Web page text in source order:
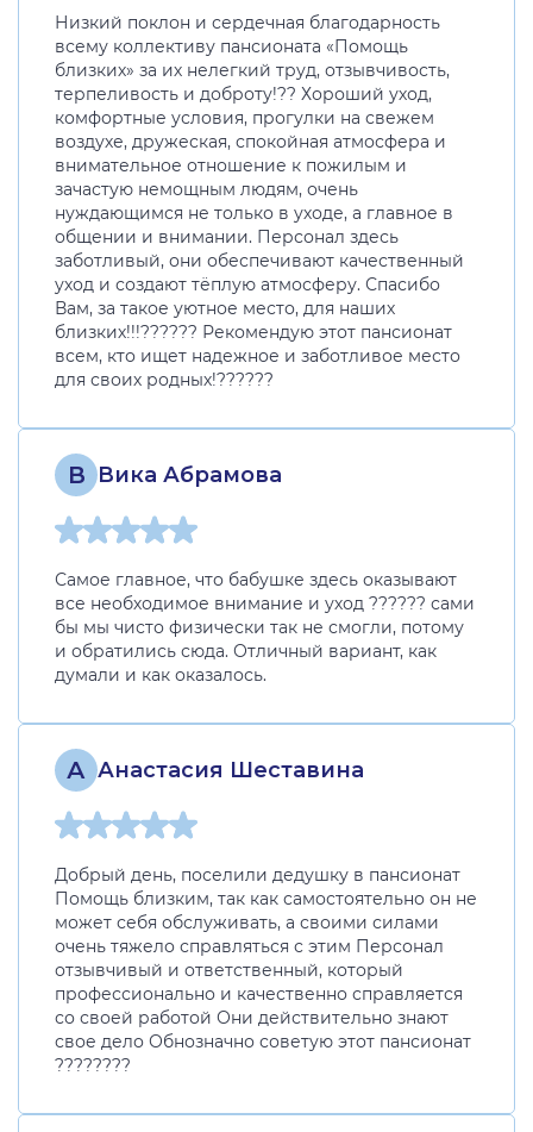
Низкий поклон и сердечная благодарность
всему коллективу пансионата «Помощь
близких» за их нелегкий труд, отзывчивость,
терпеливость и доброту!?? Хороший уход,
комфортные условия, прогулки на свежем
воздухе, дружеская, спокойная атмосфера и
внимательное отношение к пожилым и
зачастую немощным людям, очень
нуждающимся не только в уходе, а главное в
общении и внимании. Персонал здесь
заботливый, они обеспечивают качественный
уход и создают тёплую атмосферу. Спасибо
Вам, за такое уютное место, для наших
близких!!!?????? Рекомендую этот пансионат
всем, кто ищет надежное и заботливое место
для своих родных!??????
В Вика Абрамова
Самое главное, что бабушке здесь оказывают
все необходимое внимание и уход ?????? сами
бы мы чисто физически так не смогли, потому
и обратились сюда. Отличный вариант, как
думали и как оказалось.
А Анастасия Шеставина
Добрый день, поселили дедушку в пансионат
Помощь близким, так как самостоятельно он не
может себя обслуживать, а своими силами
очень тяжело справляться с этим Персонал
отзывчивый и ответственный, который
профессионально и качественно справляется
со своей работой Они действительно знают
свое дело Обнозначно советую этот пансионат
????????